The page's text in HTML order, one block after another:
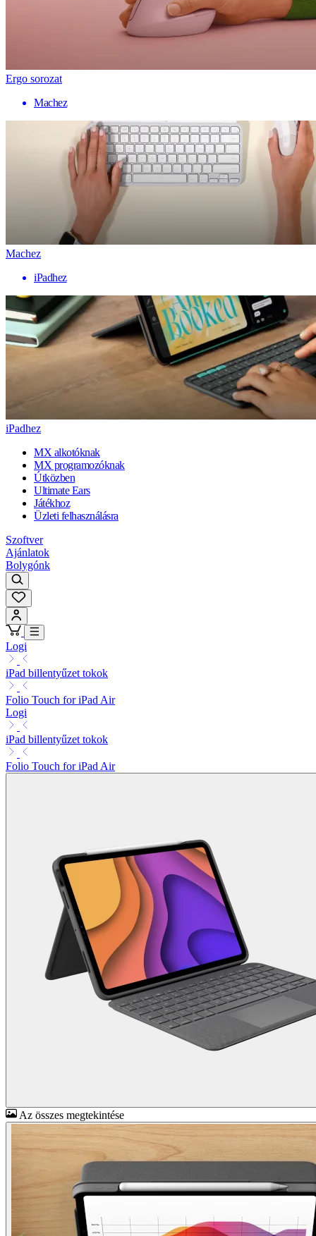
Ergo sorozat
Machez
Machez
iPadhez
iPadhez
MX alkotóknak
MX programozóknak
Útközben
Ultimate Ears
Játékhoz
Üzleti felhasználásra
Szoftver
Ajánlatok
Bolygónk
Logi
iPad billentyűzet tokok
Folio Touch for iPad Air
Logi
iPad billentyűzet tokok
Folio Touch for iPad Air
Az összes megtekintése